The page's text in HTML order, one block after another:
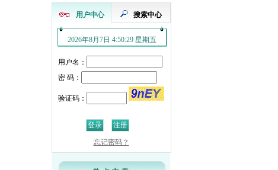
用户中心 搜索中心
2026年8月7日 4:50:29 星期五
用户名：
密 码：
验证码：
忘记密码？